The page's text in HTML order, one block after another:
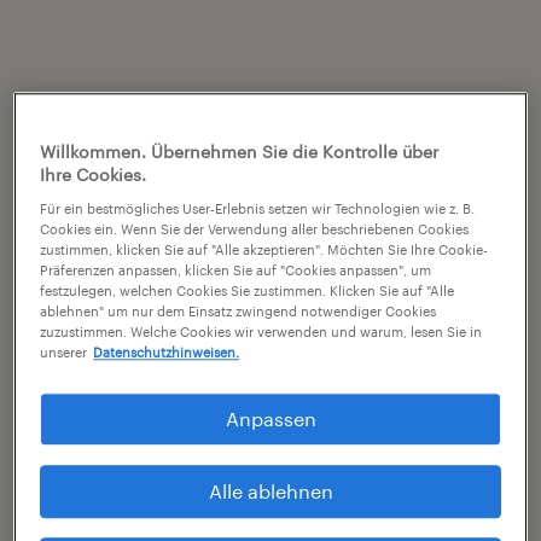
Willkommen. Übernehmen Sie die Kontrolle über
Ihre Cookies.
Für ein bestmögliches User-Erlebnis setzen wir Technologien wie z. B.
Cookies ein. Wenn Sie der Verwendung aller beschriebenen Cookies
zustimmen, klicken Sie auf "Alle akzeptieren". Möchten Sie Ihre Cookie-
Präferenzen anpassen, klicken Sie auf "Cookies anpassen", um
festzulegen, welchen Cookies Sie zustimmen. Klicken Sie auf "Alle
ablehnen" um nur dem Einsatz zwingend notwendiger Cookies
zuzustimmen. Welche Cookies wir verwenden und warum, lesen Sie in
unserer Datenschutzhinweisen.
Anpassen
Alle ablehnen